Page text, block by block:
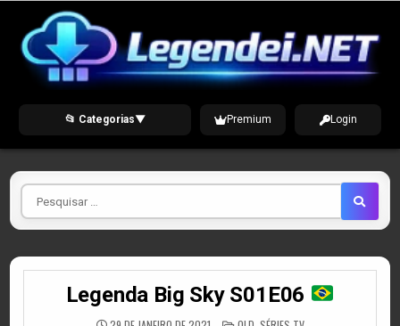
content
📂 Categorias▼ Premium Login
Pesquisar
por
Legenda Big Sky S01E06